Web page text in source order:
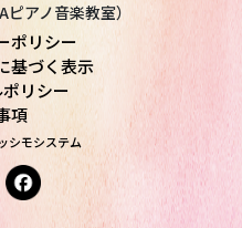
アノ音楽教室）
ポリシー
基づく表示
リシー
項
シモシステム